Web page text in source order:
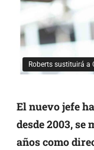
Roberts sustituirá a
El nuevo jefe
desde 2003, se
años como